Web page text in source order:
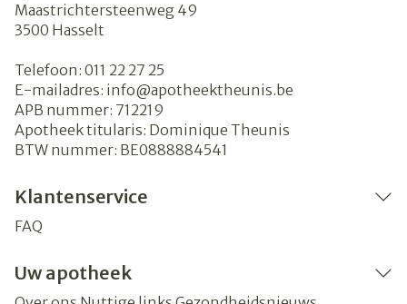
Maastrichtersteenweg 49
3500 Hasselt
Telefoon: 011 22 27 25
E-mailadres: info@apotheektheunis.be
APB nummer: 712219
Apotheek titularis: Dominique Theunis
BTW nummer: BE0888884541
Klantenservice
FAQ
Uw apotheek